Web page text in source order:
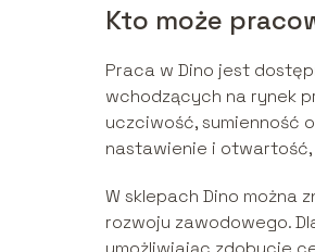
Kto może
Praca w Dino jest
wchodzących na rynek
uczciwość, sumienność
nastawienie i
W sklepach Dino można
rozwoju zawodowego.